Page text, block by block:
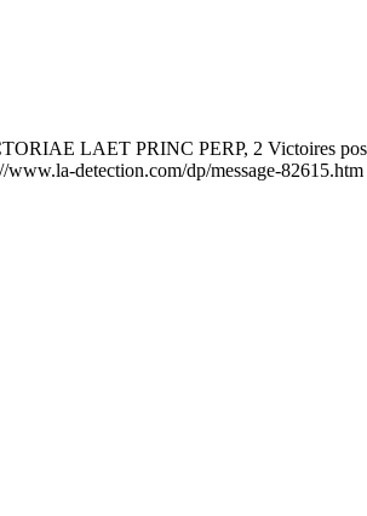
LAET PRINC PERP, 2 Victoires
detection.com/dp/message-82615.htm